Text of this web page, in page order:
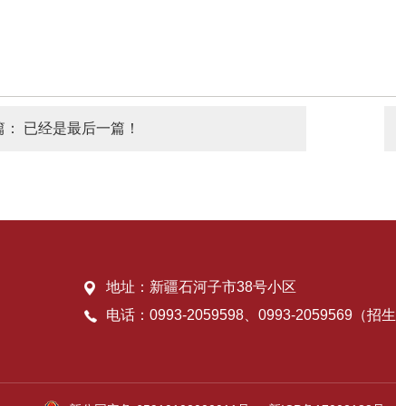
： 已经是最后一篇！
地址：新疆石河子市38号小区
电话：0993-2059598、0993-2059569（招